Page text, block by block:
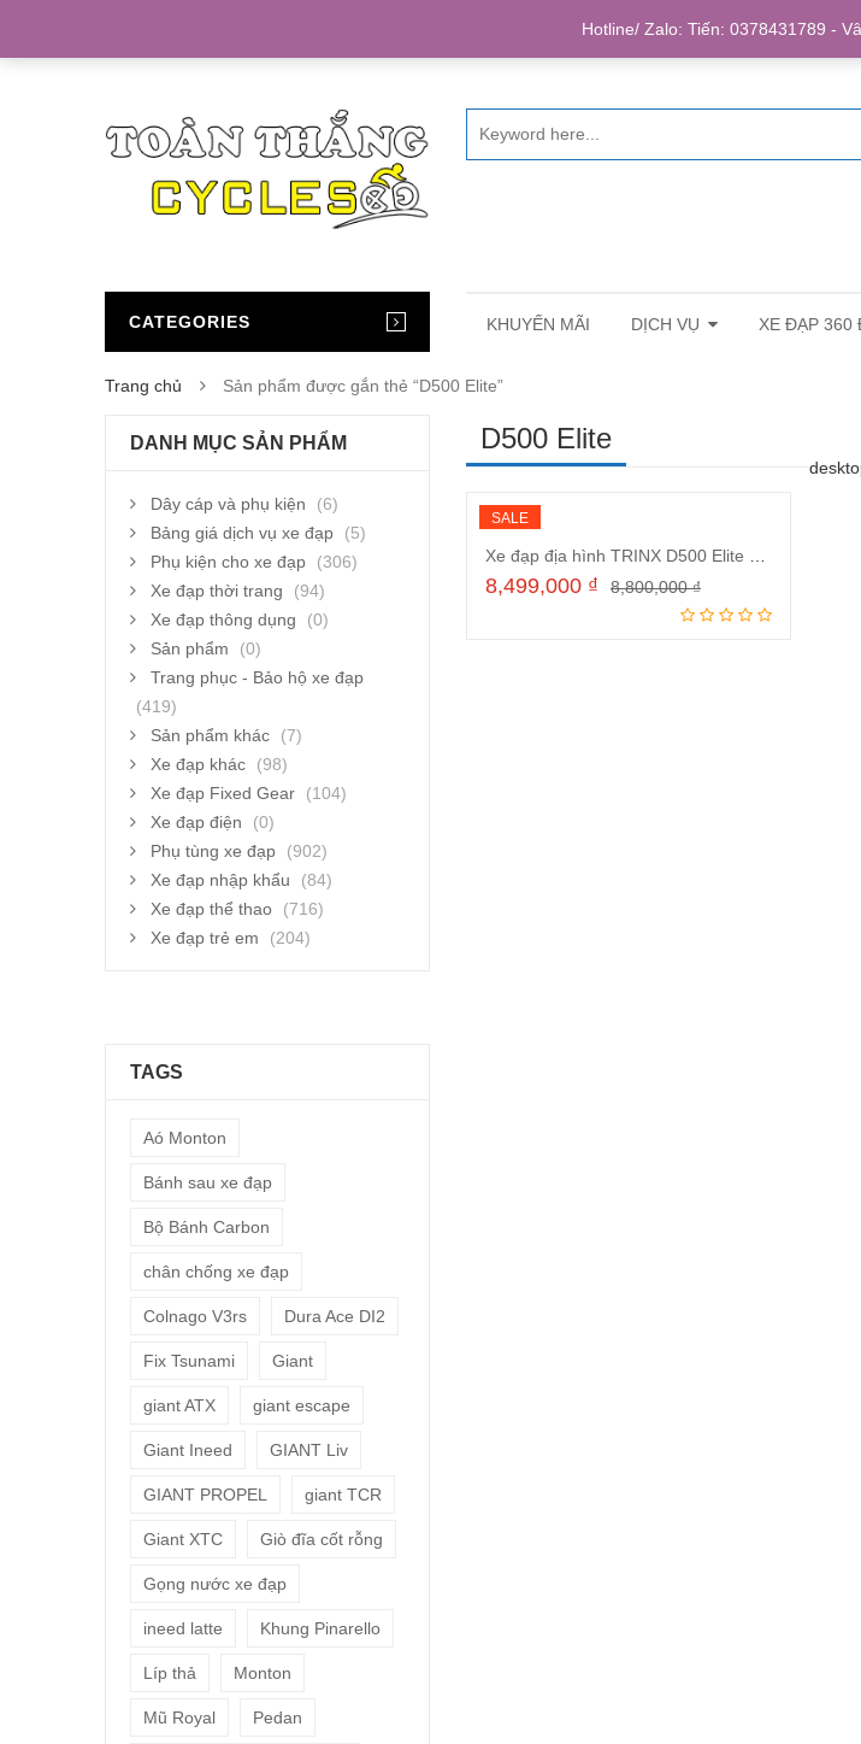
CATEGORIES KHUYẾN MÃI DỊCH VỤ XE ĐẠP 360
Trang chủ Sản phẩm được gắn thẻ “D500 Elite”
D500 Elite
SALE
Thêm vào giỏ hàng
8,800,000₫
8,499,000 ₫
DANH MỤC SẢN PHẨM
Dây cáp và phụ kiện
(6)
Bảng giá dịch vụ xe đạp
(5)
Phụ kiện cho xe đạp
(306)
Xe đạp thời trang
(94)
Xe đạp thông dụng
(0)
Sản phẩm
(0)
Trang phục - Bảo hộ xe đạp
(419)
Sản phẩm khác
(7)
Xe đạp khác
(98)
Xe đạp Fixed Gear
(104)
Xe đạp điện
(0)
Phụ tùng xe đạp
(902)
Xe đạp nhập khẩu
(84)
Xe đạp thể thao
(716)
Xe đạp trẻ em
(204)
TAGS
Aó Monton
Bánh sau xe đạp
Bộ Bánh Carbon
chân chống xe đạp
Colnago V3rs Dura Ace DI2
Fix Tsunami Giant
giant ATX giant escape
Giant Ineed GIANT Liv
GIANT PROPEL giant TCR
Giant XTC Giò đĩa cốt rỗng
Gọng nước xe đạp
ineed latte Khung Pinarello
Líp thả Monton
Mũ Royal Pedan
Hotline/ Zalo: Tiến: 0378431789 -